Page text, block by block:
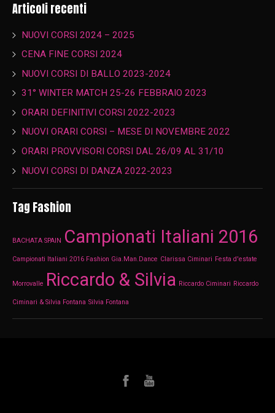
Articoli recenti
NUOVI CORSI 2024 – 2025
CENA FINE CORSI 2024
NUOVI CORSI DI BALLO 2023-2024
31° WINTER MATCH 25-26 FEBBRAIO 2023
ORARI DEFINITIVI CORSI 2022-2023
NUOVI ORARI CORSI – MESE DI NOVEMBRE 2022
ORARI PROVVISORI CORSI DAL 26/09 AL 31/10
NUOVI CORSI DI DANZA 2022-2023
Tag Fashion
BACHATA SPAIN Campionati Italiani 2016
Campionati Italiani 2016 Fashion Gia.Man.Dance Clarissa Ciminari Festa d'estate
Morrovalle Riccardo & Silvia Riccardo Ciminari Riccardo
Ciminari & Silvia Fontana Silvia Fontana